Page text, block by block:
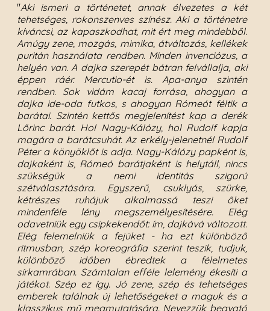
"Aki ismeri a történetet, annak élvezetes a két
tehetséges, rokonszenves színész. Aki a történetre
kíváncsi, az kapaszkodhat, mit ért meg mindebből.
Amúgy zene, mozgás, mimika, átváltozás, kellékek
puritán használata rendben. Minden invenciózus, a
helyén van. A dajka szerepét bátran felvállalja, aki
éppen ráér. Mercutio-ét is. Apa-anya szintén
rendben. Sok vidám kacaj forrása, ahogyan a
dajka ide-oda futkos, s ahogyan Rómeót féltik a
barátai. Szintén kettős megjelenítést kap a derék
Lőrinc barát. Hol Nagy-Kálózy, hol Rudolf kapja
magára a barátcsuhát. Az erkély-jelenetnél Rudolf
Péter a könyöklőt is adja. Nagy-Kálózy papként is,
dajkaként is, Rómeó barátjaként is helytáll, nincs
szükségük a nemi identitás szigorú
szétválasztására. Egyszerű, csuklyás, szürke,
kétrészes ruhájuk alkalmassá teszi őket
mindenféle lény megszemélyesítésére. Elég
odavetniük egy csipkekendőt: ím, dajkává változott.
Elég felemelniük a fejüket - ha ezt különböző
ritmusban, szép koreográfia szerint teszik, tudjuk,
különböző időben ébredtek a félelmetes
sírkamrában. Számtalan efféle lelemény ékesíti a
játékot. Szép ez így. Jó zene, szép és tehetséges
emberek találnak új lehetőségeket a maguk és a
klasszikus mű megmutatására. Nevezzük beavató